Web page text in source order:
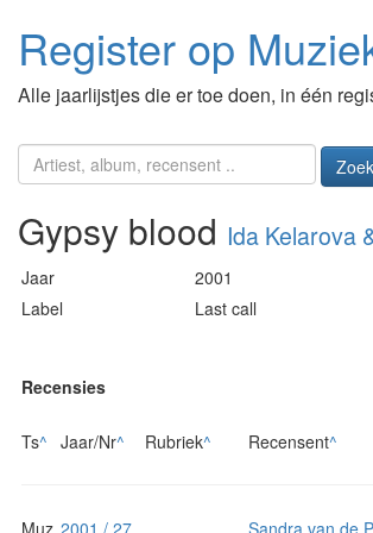
Register op
Alle jaarlijstjes die er toe doen, in één
Gypsy blood Ida Kelarova
Jaar
2001
Label
Last call
Recensies
Ts^ Jaar/Nr^ Rubriek^ Recensent^